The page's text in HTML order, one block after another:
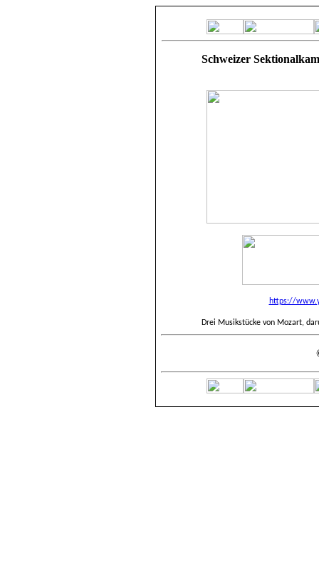
Schweizer
https://
Drei Musikstücke von Mozart,